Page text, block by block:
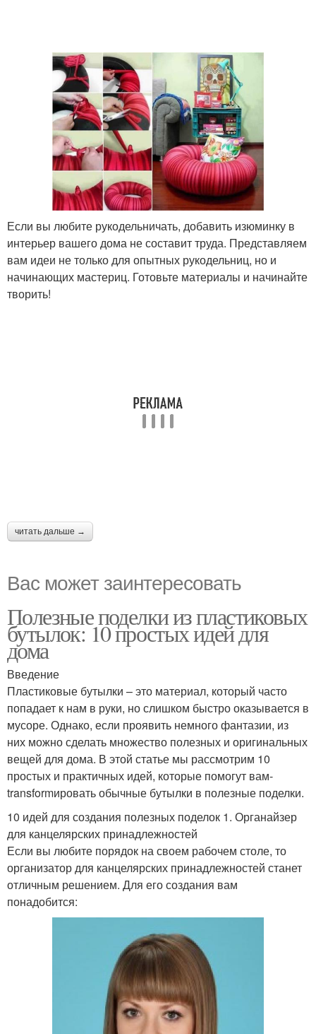
Если вы любите рукодельничать, добавить изюминку в
интерьер вашего дома не составит труда. Представляем
вам идеи не только для опытных рукодельниц, но и
начинающих мастериц. Готовьте материалы и начинайте
творить!
читать дальше →
Вас может заинтересовать
Полезные поделки из пластиковых
бутылок: 10 простых идей для
дома
Введение
Пластиковые бутылки – это материал, который часто
попадает к нам в руки, но слишком быстро оказывается в
мусоре. Однако, если проявить немного фантазии, из
них можно сделать множество полезных и оригинальных
вещей для дома. В этой статье мы рассмотрим 10
простых и практичных идей, которые помогут вам-
transformировать обычные бутылки в полезные поделки.
10 идей для создания полезных поделок 1. Органайзер
для канцелярских принадлежностей
Если вы любите порядок на своем рабочем столе, то
организатор для канцелярских принадлежностей станет
отличным решением. Для его создания вам
понадобится: